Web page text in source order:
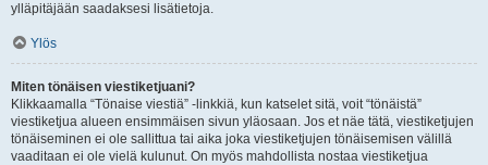
ylläpitäjään saadaksesi lisätietoja.
Ylös
Miten tönäisen viestiketjuani?
Klikkaamalla “Tönaise viestiä” -linkkiä, kun katselet sitä, voit “tönäistä”
viestiketjua alueen ensimmäisen sivun yläosaan. Jos et näe tätä, viestiketjujen
tönäiseminen ei ole sallittua tai aika joka viestiketjujen tönäisemisen välillä
vaaditaan ei ole vielä kulunut. On myös mahdollista nostaa viestiketjua